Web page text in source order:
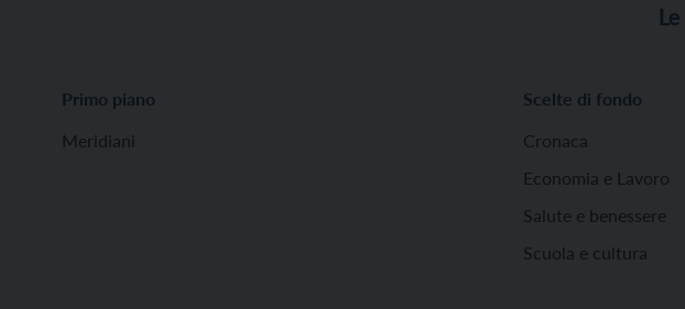
Primo piano
Meridiani
Scelte di fondo
Cronaca
Economia e Lavoro
Salute e benessere
Scuola e cultura